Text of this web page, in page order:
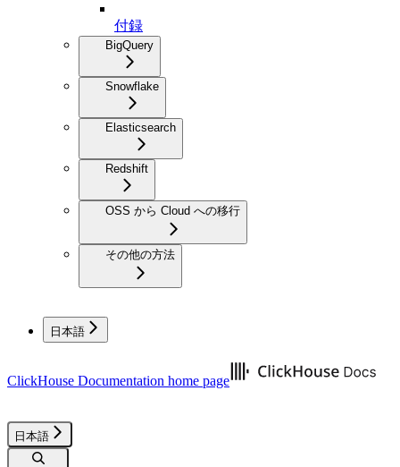
付録
BigQuery
Snowflake
Elasticsearch
Redshift
OSS から Cloud への移行
その他の方法
日本語
ClickHouse Documentation home page
日本語